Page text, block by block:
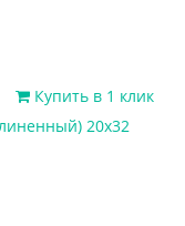
Купить в 1 клик
20х32